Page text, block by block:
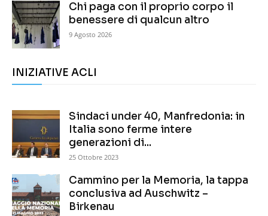
Chi paga con il proprio corpo il
benessere di qualcun altro
9 Agosto 2026
INIZIATIVE ACLI
Sindaci under 40, Manfredonia: in
Italia sono ferme intere
generazioni di...
25 Ottobre 2023
Cammino per la Memoria, la tappa
conclusiva ad Auschwitz –
Birkenau